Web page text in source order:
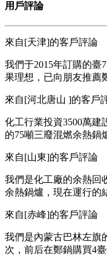
用戶評論
來自[天津]的客戶評論
我們于2015年訂購的臺
果理想，已向朋友推薦
來自[河北唐山 ]的客戶
化工行業投資3500萬建
的75噸三廢混燃余熱鍋
來自[山東]的客戶評論
我們是化工廠的余熱回
余熱鍋爐，現在運行的
來自[赤峰]的客戶評論
我們是內蒙古巴林左旗
次，前后在鄭鍋購買4